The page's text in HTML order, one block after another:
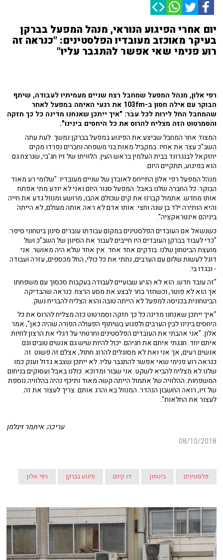
יום אחרי הפיגוע הנוראי, מנהל המפעל בברקן
בעיקר מאוכזב מעובדיו הפלסטינים: "כנראה זה
רוע פנימי שאי אפשר להתגבר עליו"
רפי אלון, מנהל המפעל שמחבל רצח שניים מעמיתיו לעבודה, שיתף
הבוקר עם אילה חסון ב-103fm את רגעי האימה במפעל לאחר
שהמחבל החל לירות לכל עבר: "איך ייתכן שאנחנו מדינה כל כך חזקה
והסמרטוט הזה מצליח להרוס את כל היחסים בינינו".
המצוד אחר המחבל שביצע את הפיגוע במפעל בברקן נמשך. לעת עתה
השב"כ עצר את אחיו. במקביל מאות בני משפחה וחברים נפרדו מקים
יחזקאל לבנגרונד בבית העלמין בראש העין. הלוויתו של זיו חג'בי, שנרצח גם
הוא בפיגוע, תתקיים היום.
מנהל המפעל רפי אלון התייחס לאובדן של שניים מעובדיו: "שלומי רע מאוד
הבוקר. כל החברה שלנו באבל. המפעל סגור היום ואני לא יודע מתי אפתח
אותו מחדש. אתמול קברנו את קים שכולם אהבו, מרושע ומנוול גדע את חייה
והיא הותירה ילד בן שנה וחצי. אותו אדם לא ראה אותה מעולם, לא הייתה
ביניהם אינטראקציה".
כשנשאל אם העובדים הפלסטינים במקום עבודתו עוברים סינון ביטחוני סיפר:
"כדי לעבוד בברקן העובדים היו חייבים לעבור את הסינון של השב"כ ושל
מועצת הביטחון שלנו. בודקים אחד אחד. אין אחד שלא היה מאושר. אני
דוגל לעשות שלום עם הערבים, נתתי את כל כולי, החל מכספים, עזרה ועבודה
- ובגדו בי.
"זה עובד חדש. הוא לא הגיע שבועיים לעבודה בעקבות סכסוך עם משפחתו
אך הוא לא פוטר, וכשחזר בחר לבצע את מסע הרצח. כנראה שהבדיקה
הביטחונית בכניסה למפעל לא הייתה טובה והוא הצליח להבריח נשק.
"איך ייתכן שאנחנו מדינה כל כך חזקה וסמרטוט כזה מצליח להרוס את כל
היחסים בינינו לבין הערבים ולפגוע בשיתוף הפעולה הפורה שהיה כאן", אמר
אלון. "אני אהבתי את העובדים הפלסטינים וחרטתי על דגלי את הרצון לחיות
איתם יחד. חגגתי איתם את חגיהם. יכול להיות שיש גם אנשים טובים וגם
אנשים רעים, אך אני ואת לא מסוגלים להרוג חתול, אצלם זה פשוט. זה
כנראה רוע פנימי שאי אפשר להתגבר עליו. לא ייתכן שצבא גדול וענק כמו
שלנו לא מצליח להביא לשקט. אני שבור ומדוכא. כולנו באבל ועסוקים בניחום
המשפחות. ההלוויה של אתמול הייתה קשה מאוד ותיכף נהיה בהלוויה נוספת
של זיו, רואה החשבון הנהדר. המנוול בא והרג אותם. צריך לעצור את זה.
לעצור את החלאות".
עריכה: איתמר זיגלמן
08/10/2018
פלסטינים ביטחון דו קיום פיגוע בברקן רפי אלון